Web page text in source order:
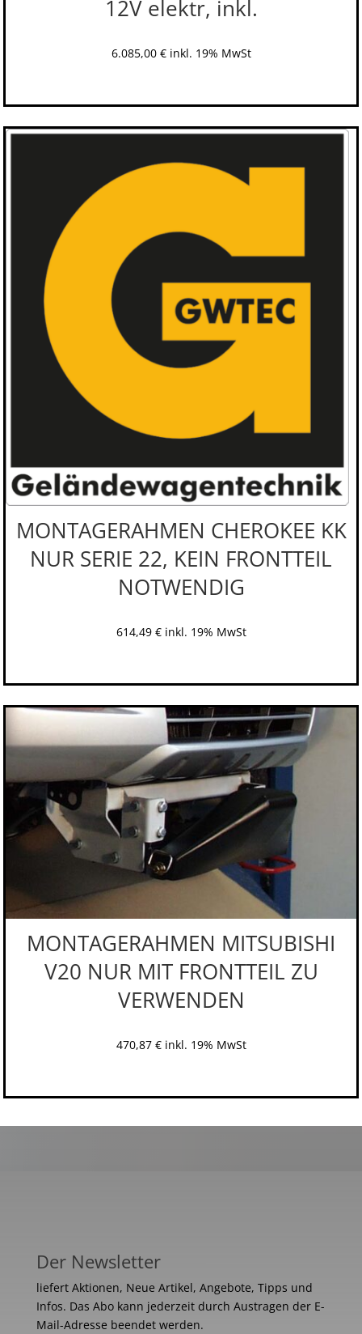
12V elektr, inkl.
6.085,00 € inkl. 19% MwSt
MONTAGERAHMEN CHEROKEE KK
NUR SERIE 22, KEIN FRONTTEIL
NOTWENDIG
614,49 € inkl. 19% MwSt
MONTAGERAHMEN MITSUBISHI
V20 NUR MIT FRONTTEIL ZU
VERWENDEN
470,87 € inkl. 19% MwSt
Der Newsletter
liefert Aktionen, Neue Artikel, Angebote, Tipps und
Infos. Das Abo kann jederzeit durch Austragen der E-
Mail-Adresse beendet werden.